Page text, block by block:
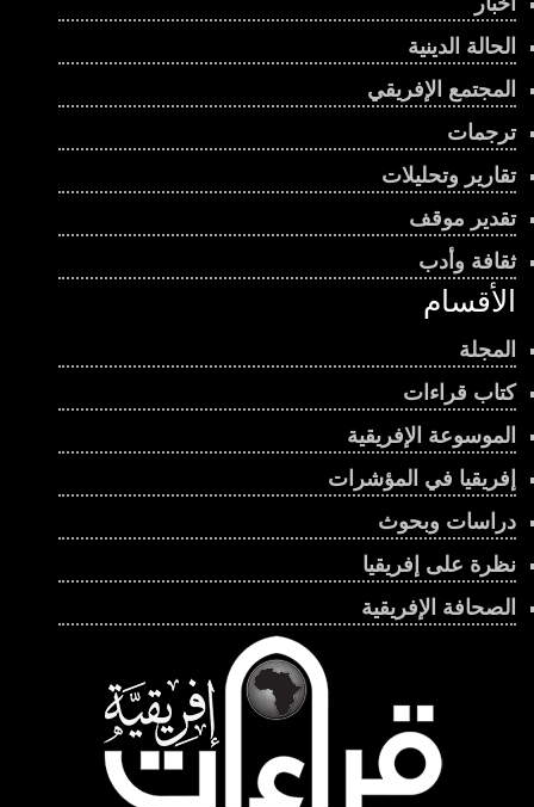
الحالة الدينية
المجتمع الإفريقي
ترجمات
تقارير وتحليلات
تقدير موقف
ثقافة وأدب
الأقسام
المجلة
كتاب قراءات
الموسوعة الإفريقية
إفريقيا في المؤشرات
دراسات وبحوث
نظرة على إفريقيا
الصحافة الإفريقية